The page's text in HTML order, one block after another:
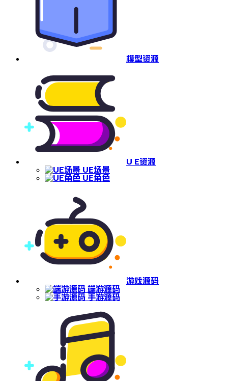
模型资源
U E资源
UE场景
UE角色
游戏源码
端游源码
手游源码